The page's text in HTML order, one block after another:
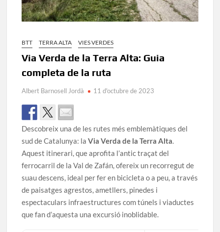
BTT TERRA ALTA VIES VERDES
Via Verda de la Terra Alta: Guia
completa de la ruta
Albert Barnosell Jordà 11 d'octubre de 2023
Descobreix una de les rutes més emblemàtiques del
sud de Catalunya: laVia Verda de la Terra Alta.
Aquest itinerari, que aprofita l’antic traçat del
ferrocarril de la Val de Zafán, ofereix un recorregut de
suau descens, ideal per fer en bicicleta o a peu, a través
de paisatges agrestos, ametllers, pinedes i
espectaculars infraestructures com túnels i viaductes
que fan d’aquesta una excursió inoblidable.